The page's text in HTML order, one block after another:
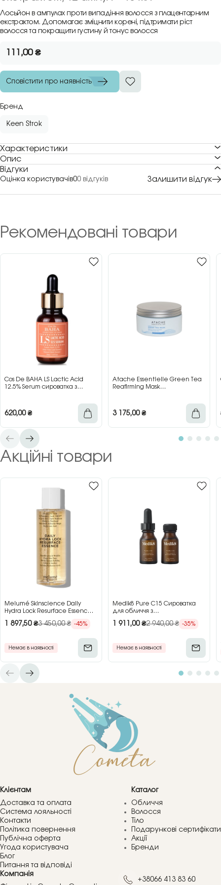
Лосьйон в ампулах проти випадіння волосся з плацентарним
екстрактом. Допомагає зміцнити корені, підтримати ріст
волосся та покращити густину й тонус волосся
111,00₴
Сповістити про наявність
Бренд
Keen Strok
Характеристики
Опис
Відгуки
Оцінка користувачів00 відгуків Залишити відгук
Рекомендовані товари
Cos De BAHA LS Lactic Acid
12.5% Serum сироватка з
620,00₴
Atache Essentielle Green Tea
Reafirming Mask
3 175,00₴
Акційні товари
Melumé Skinscience Daily
Hydra Lock Resurface Essence
обличчя з кислотами, 150 мл
1 897,50₴3 450,00₴ -45%
Немає в наявності
Medik8 Pure C15 Сироватка
для обличчя з
2×15 мл
1 911,00₴2 940,00₴ -35%
Немає в наявності
Клієнтам
Доставка та оплата
Система лояльності
Контакти
Політика повернення
Публічна оферта
Угода користувача
Блог
Питання та відповіді
Каталог
Обличчя
Волосся
Тіло
Подарункові сертифікати
Акції
Бренди
Компанія
+38066 413 83 60